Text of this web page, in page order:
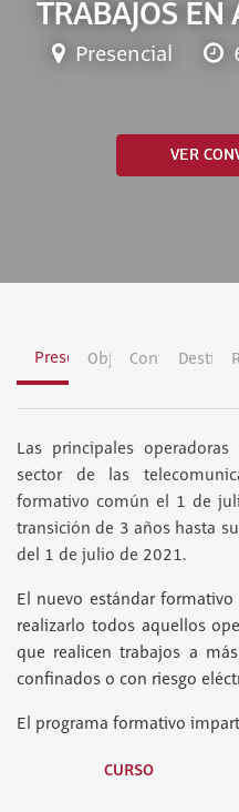
TRABAJOS EN
Presencial
VER
Presentación
ObjetivosContenidos
Las principales
sector de las
formativo común el 1 de
transición de 3 años hasta
del 1 de julio de 2021.
El nuevo estándar formativo
realizarlo todos aquellos
que realicen trabajos a
confinados o con riesgo
El programa formativo
CURSO